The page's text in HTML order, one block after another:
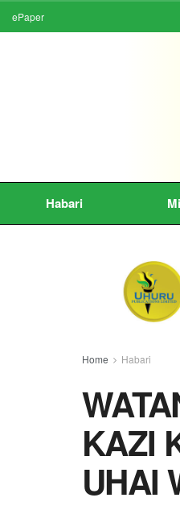
ePaper
Habari
Home Habari
KAZI
UHAI